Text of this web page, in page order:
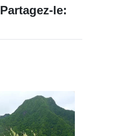
Partagez-le: